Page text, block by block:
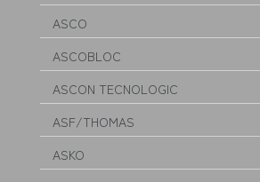
ASCO
ASCOBLOC
ASCON TECNOLOGIC
ASF/THOMAS
ASKO